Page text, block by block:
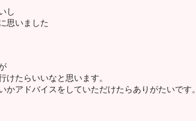
し
思いました️
けたらいいなと思います。
かアドバイスをしていただけたらありがたいです。